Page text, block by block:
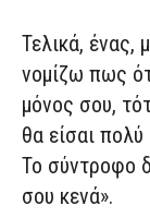
Τελικά, ένας,
νομίζω πως
μόνος σου,
θα είσαι
Το σύντροφο
σου κενά».